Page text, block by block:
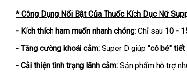
* Công Dụng Nổi Bật Của Thuốc Kích Dục Nữ
- Kích thích ham muốn nhanh chóng: Chỉ sau 10 -
- Tăng cường khoái cảm: Super D giúp "cô bé" tiết
- Cải thiện tình trạng lãnh cảm: Sản phẩm hỗ trợ